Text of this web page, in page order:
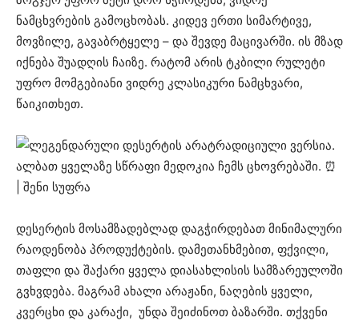
ნამცხვრების გამოცხობას. კიდევ ერთი სიმარტივე,
მოვზილე, გავაბრტყელე – და შევდე მაცივარში. ის მზად
იქნება შუადღის ჩაიზე. რატომ არის ტკბილი რულეტი
უფრო მომგებიანი ვიდრე კლასიკური ნამცხვარი,
წაიკითხეთ.
დესერტის მოსამზადებლად დაგჭირდებათ მინიმალური
რაოდენობა პროდუქტების. დამეთანხმებით, ფქვილი,
თაფლი და შაქარი ყველა დიასახლისის სამზარეულოში
გვხვდება. მაგრამ ახალი არაჟანი, ნაღების ყველი,
კვერცხი და კარაქი, უნდა შეიძინოთ ბაზარში. თქვენი